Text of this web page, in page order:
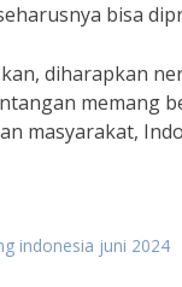
bisa
diharapkan
memang
masyarakat,
indonesia juni 2024